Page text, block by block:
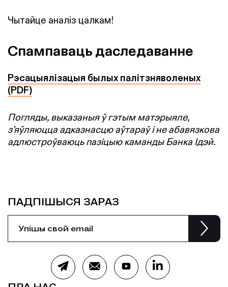
Чытайце аналіз цалкам!
Спампаваць даследаванне
Рэсацыялізацыя былых палітзняволеных
(PDF)
Погляды, выказаныя ў гэтым матэрыяле,
з’яўляюцца адказнасцю аўтараў і не абавязкова
адлюстроўваюць пазіцыю каманды Банка Ідэй.
ПАДПІШЫСЯ ЗАРАЗ